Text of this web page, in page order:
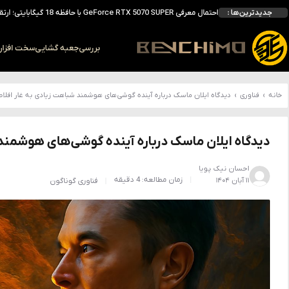
جدیدترین‌ها :
انویدیا DLSS 5 را با سه مدل هوش مصنوعی معرفی کرد؛ انتقادهای اولیه نتیجه داد
بررسی کیس GAMDIAS NESO P1 Pro؛ فول‌تاوری مهندسی‌شده برای سیستم‌های رده‌بالا
بررسیجعبه گشاییسخت افزار
خانه › فناوری › دیدگاه ایلان ماسک درباره آینده گوشی‌های هوشمند شباهت زیادی به غار
دیدگاه ایلان ماسک درباره آینده گوشی‌های
احسان نیک پویا
۱۱ آبان ۱۴۰۴
زمان مطالعه: 4 دقیقه فناوری گوناگون